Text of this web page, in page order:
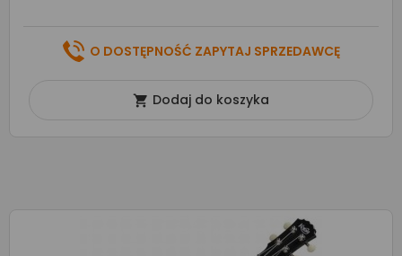
O DOSTĘPNOŚĆ ZAPYTAJ SPRZEDAWCĘ
 Dodaj do koszyka